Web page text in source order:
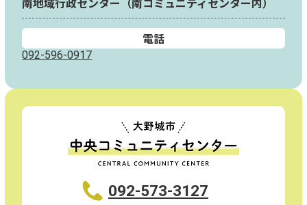
南地域行政センター（南コミュニティセンター内）
電話
092-596-0917
092-573-3127